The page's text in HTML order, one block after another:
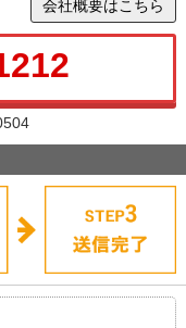
会社概要はこちら